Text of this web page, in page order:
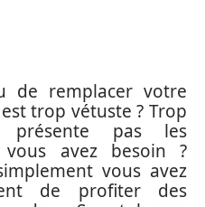
de remplacer votre
trop vétuste ? Trop
pas les
avez besoin ?
vous avez
de profiter des